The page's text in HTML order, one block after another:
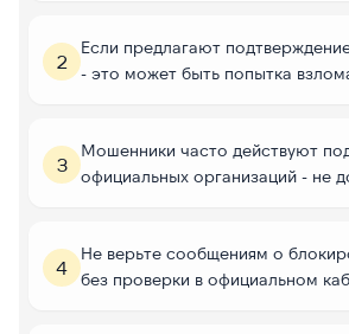
2
Если предлагают
- это может быть попытка
3
Мошенники часто действуют
официальных организаций - не
4
Не верьте сообщениям о
без проверки в официальном